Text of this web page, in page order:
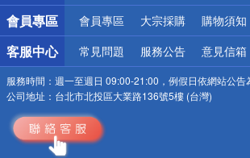
會員專區 會員專區 大宗採購 購物須知
客服中心 常見問題 服務公告 意見信箱
服務時間： 週一至週日 09:00-21:00，例假日依網站公告
公司地址： 台北市北投區大業路136號5樓 (台灣)